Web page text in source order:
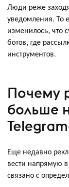
Люди реже
уведомления. То
изменилось, что
ботов, где
инструментов.
Почему
больше
Еще недавно
вести напрямую
связано с